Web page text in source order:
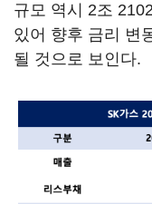
규모 역시 2조
있어 향후 금리 변
될 것으로 보인다.